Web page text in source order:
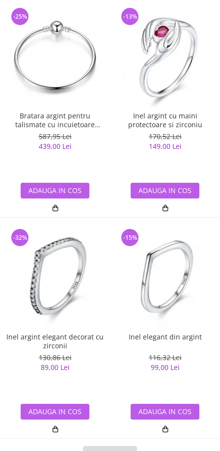
Bratara argint pentru
talismate cu incuietoare
sferica
587,95 Lei
439,00 Lei
-25%
ADAUGA IN COS
Inel argint cu maini
protectoare si zirconiu
170,52 Lei
149,00 Lei
-13%
ADAUGA IN COS
Inel argint elegant decorat cu
zirconii
130,86 Lei
89,00 Lei
-32%
ADAUGA IN COS
Inel elegant din argint
116,32 Lei
99,00 Lei
-15%
ADAUGA IN COS